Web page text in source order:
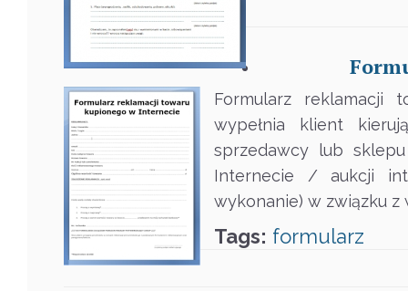
Formularz reklamacji
wypełnia klient
sprzedawcy lub
Internecie / aukcji
wykonanie) w związku z
Tags: formularz